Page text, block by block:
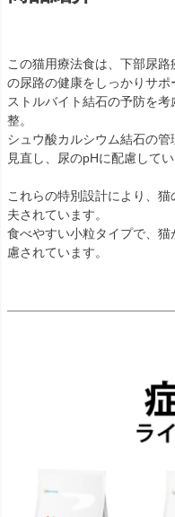
この猫用療法食は、下部尿
の尿路の健康をしっかりサポ
ストルバイト結石の予防を
整。
シュウ酸カルシウム結石の
見直し、尿のpHに配慮してい
これらの特別設計により、
夫されています。
食べやすい小粒タイプで、
慮されています。